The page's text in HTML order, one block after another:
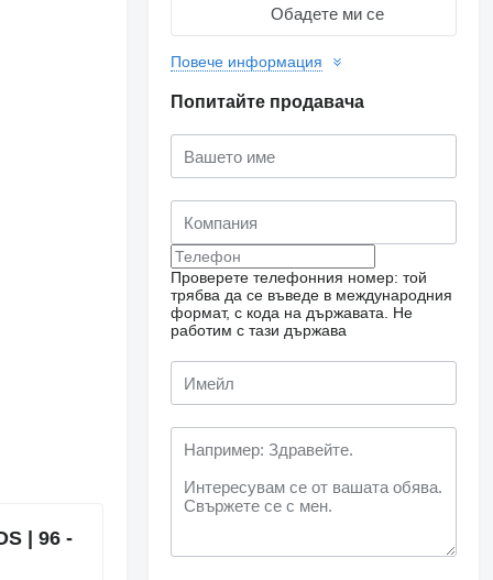
Искане за повече
| 96 -
Обадете ми се
Повече информация
Попитайте продавача
Проверете телефонния номер: той
трябва да се въведе в международния
формат, с кода на държавата.
Не
работим с тази държава